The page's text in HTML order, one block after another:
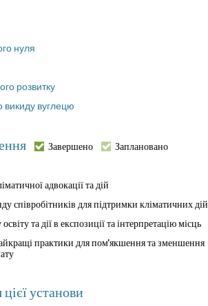
нуля
розвитку
викиду вуглецю
Завершено Заплановано
адвокації та дій
співробітників для підтримки кліматичних дій
та дії в експозиції та інтерпретацію місць
практики для пом'якшення та зменшення
цієї установи